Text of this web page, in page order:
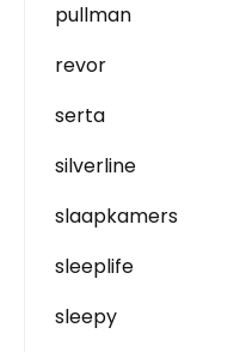
pullman
revor
serta
silverline
slaapkamers
sleeplife
sleepy